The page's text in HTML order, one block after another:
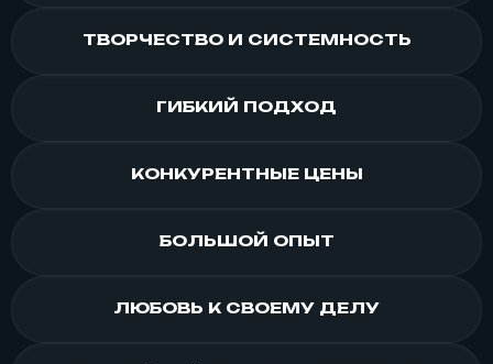
ТВОРЧЕСТВО И СИСТЕМНОСТЬ
ГИБКИЙ ПОДХОД
КОНКУРЕНТНЫЕ ЦЕНЫ
БОЛЬШОЙ ОПЫТ
ЛЮБОВЬ К СВОЕМУ ДЕЛУ